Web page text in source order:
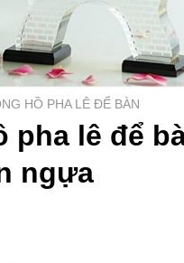
HỒ PHA LÊ ĐỂ BÀN
pha lê để
ngựa